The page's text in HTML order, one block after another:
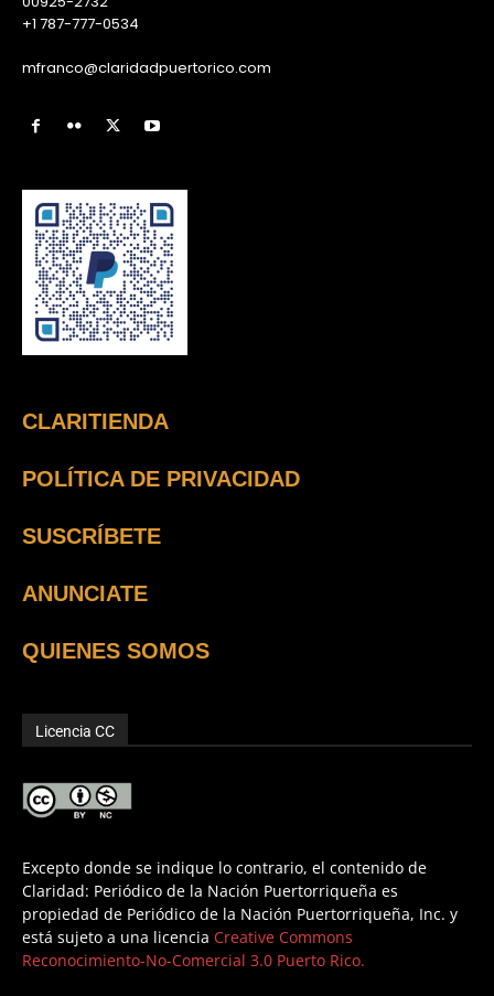
+1 787-777-0534
mfranco@claridadpuertorico.com
CLARITIENDA
POLÍTICA DE PRIVACIDAD
SUSCRÍBETE
ANUNCIATE
QUIENES SOMOS
Licencia CC
Excepto donde se indique lo contrario, el contenido de
Claridad: Periódico de la Nación Puertorriqueña es
propiedad de Periódico de la Nación Puertorriqueña, Inc. y
está sujeto a una licencia Creative Commons
Reconocimiento-No-Comercial 3.0 Puerto Rico.